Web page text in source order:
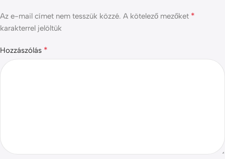
Az e-mail címet nem tesszük közzé. A kötelező mezőket *
karakterrel jelöltük
Hozzászólás *